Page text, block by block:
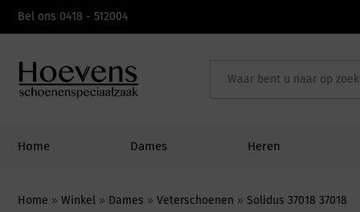
Bel ons 0418 - 512004
Home Dames Heren
Home » Winkel » Dames » Veterschoenen » Solidus 37018 37018